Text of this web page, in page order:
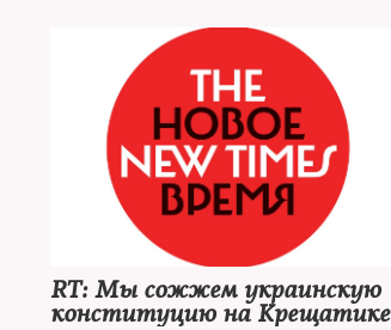
RT: Мы сожжем украинскую
конституцию на Крещатике